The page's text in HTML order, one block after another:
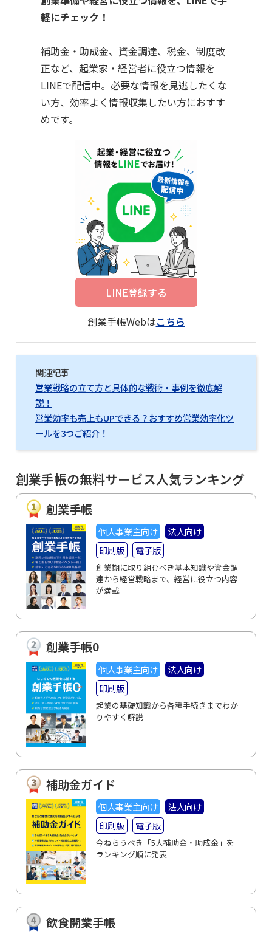
軽にチェック！
補助金・助成金、資金調達、税金、制度改
正など、起業家・経営者に役立つ情報を
LINEで配信中。必要な情報を見逃したくな
い方、効率よく情報収集したい方におすす
めです。
LINE登録する
創業手帳Webはこちら
関連記事
営業戦略の立て方と具体的な戦術・事例を徹底解
説！
営業効率も売上もUPできる？おすすめ営業効率化ツ
ールを3つご紹介！
創業手帳の無料サービス人気ランキング
創業手帳
個人事業主向け
法人向け
印刷版
電子版
創業期に取り組むべき基本知識や資金調
達から経営戦略まで、経営に役立つ内容
が満載
創業手帳0
個人事業主向け
法人向け
印刷版
起業の基礎知識から各種手続きまでわか
りやすく解説
補助金ガイド
個人事業主向け
法人向け
印刷版
電子版
今ねらうべき「5大補助金・助成金」を
ランキング順に発表
飲食開業手帳